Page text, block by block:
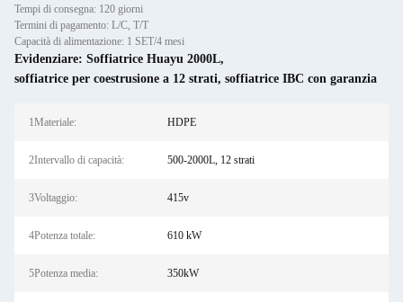
Tempi di consegna: 120 giorni
Termini di pagamento: L/C, T/T
Capacità di alimentazione: 1 SET/4 mesi
Evidenziare: Soffiatrice Huayu 2000L,
soffiatrice per coestrusione a 12 strati, soffiatrice IBC con garanzia
1Materiale: HDPE
2Intervallo di capacità: 500-2000L, 12 strati
3Voltaggio: 415v
4Potenza totale: 610 kW
5Potenza media: 350kW